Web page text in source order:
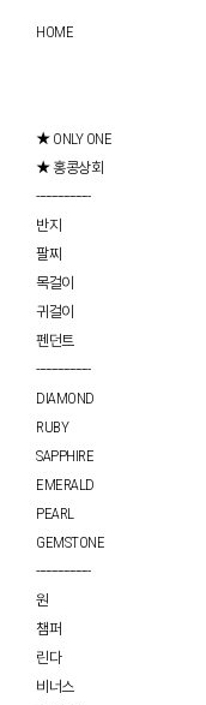
HOME
★ ONLY ONE
★ 홍콩상회
------------------
반지
팔찌
목걸이
귀걸이
펜던트
------------------
DIAMOND
RUBY
SAPPHIRE
EMERALD
PEARL
GEMSTONE
------------------
원
챔퍼
린다
비너스